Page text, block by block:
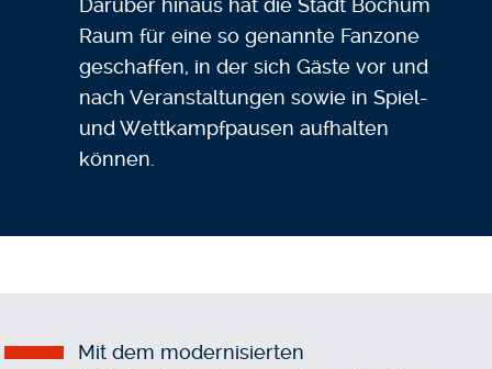
Darüber hinaus hat die Stadt Bochum
Raum für eine so genannte Fanzone
geschaffen, in der sich Gäste vor und
nach Veranstaltungen sowie in Spiel-
und Wettkampfpausen aufhalten
können.
Mit dem modernisierten